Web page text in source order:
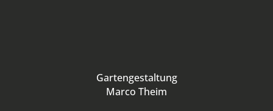
Gartengestaltung
Marco Theim